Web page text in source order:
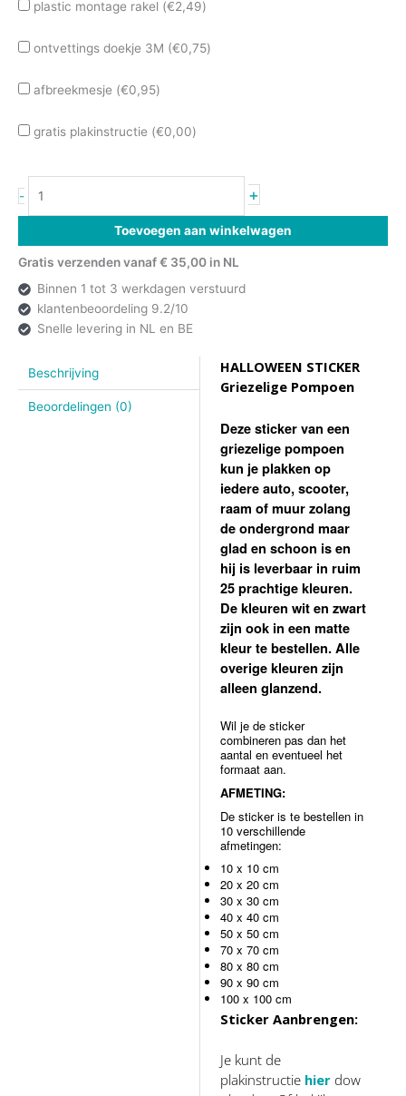
plastic montage rakel (€2,49)
ontvettings doekje 3M (€0,75)
afbreekmesje (€0,95)
gratis plakinstructie (€0,00)
- +
Toevoegen aan winkelwagen
Gratis verzenden vanaf € 35,00 in NL
Binnen 1 tot 3 werkdagen verstuurd
klantenbeoordeling 9.2/10
Snelle levering in NL en BE
Beschrijving
Beoordelingen (0)
HALLOWEEN STICKER
Griezelige Pompoen
Deze sticker van een
griezelige pompoen
kun je plakken op
iedere auto, scooter,
raam of muur zolang
de ondergrond maar
glad en schoon is en
hij is leverbaar in ruim
25 prachtige kleuren.
De kleuren wit en zwart
zijn ook in een matte
kleur te bestellen. Alle
overige kleuren zijn
alleen glanzend.
Wil je de sticker
combineren pas dan het
aantal en eventueel het
formaat aan.
AFMETING:
De sticker is te bestellen in
10 verschillende
afmetingen:
10 x 10 cm
20 x 20 cm
30 x 30 cm
40 x 40 cm
50 x 50 cm
70 x 70 cm
80 x 80 cm
90 x 90 cm
100 x 100 cm
Sticker Aanbrengen:
Je kunt de
plakinstructie hierdow